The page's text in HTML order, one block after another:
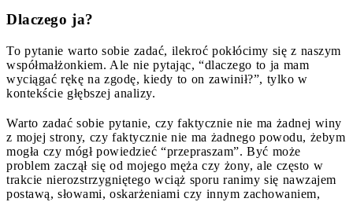
Dlaczego ja?
To pytanie warto sobie zadać, ilekroć pokłócimy się z naszym
współmałżonkiem. Ale nie pytając, “dlaczego to ja mam
wyciągać rękę na zgodę, kiedy to on zawinił?”, tylko w
kontekście głębszej analizy.
Warto zadać sobie pytanie, czy faktycznie nie ma żadnej winy
z mojej strony, czy faktycznie nie ma żadnego powodu, żebym
mogła czy mógł powiedzieć “przepraszam”. Być może
problem zaczął się od mojego męża czy żony, ale często w
trakcie nierozstrzygniętego wciąż sporu ranimy się nawzajem
postawą, słowami, oskarżeniami czy innym zachowaniem,